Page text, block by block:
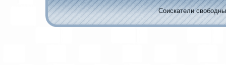
Соискaтели